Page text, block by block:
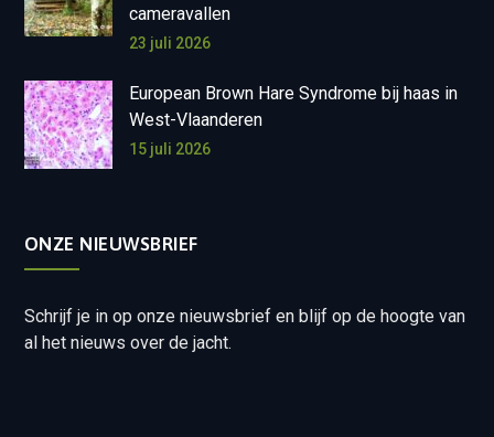
cameravallen
23 juli 2026
European Brown Hare Syndrome bij haas in
West-Vlaanderen
15 juli 2026
ONZE NIEUWSBRIEF
Schrijf je in op onze nieuwsbrief en blijf op de hoogte van
al het nieuws over de jacht.